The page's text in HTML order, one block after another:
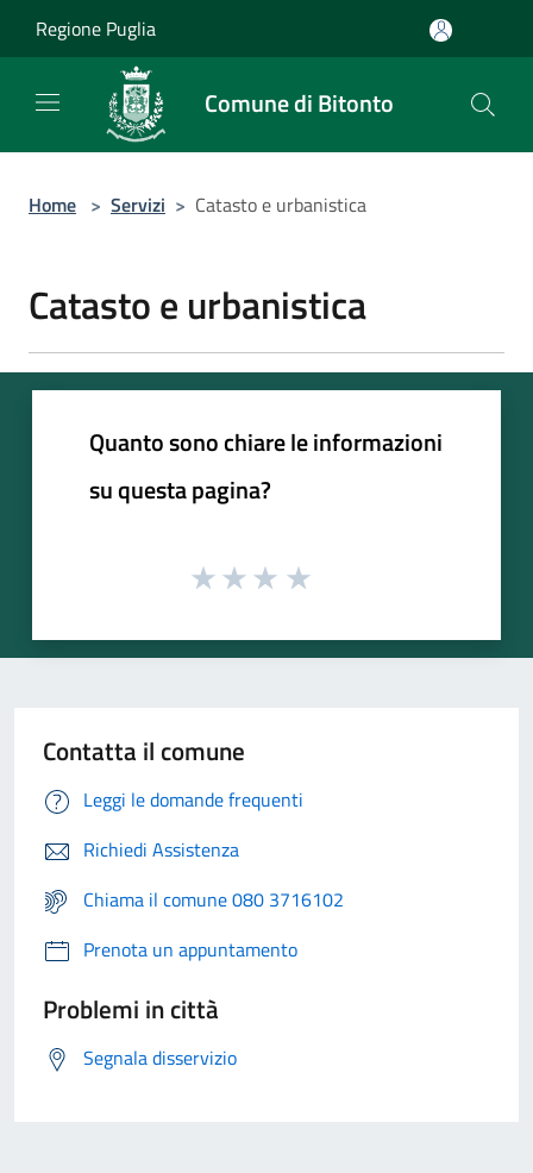
Regione Puglia
Comune di Bitonto
Home > Servizi > Catasto e urbanistica
Catasto e urbanistica
Quanto sono chiare le informazioni
su questa pagina?
Contatta il comune
Leggi le domande frequenti
Richiedi Assistenza
Chiama il comune 080 3716102
Prenota un appuntamento
Problemi in città
Segnala disservizio